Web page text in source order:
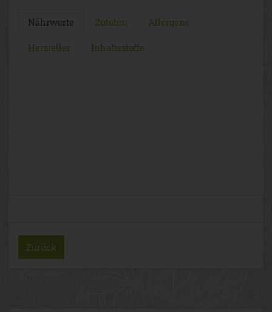
Nährwerte Zutaten Allergene
Hersteller Inhaltsstoffe
Zurück